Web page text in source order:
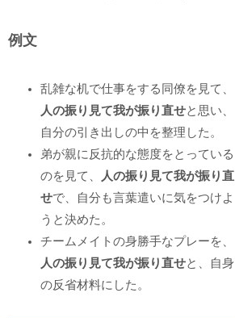
例文
乱雑な机で仕事をする同僚を見て、
人の振り見て我が振り直せと思い、
自分の引き出しの中を整理した。
弟が親に反抗的な態度をとっている
のを見て、
人の振り見て我が振り直
せで、自分も言葉遣いに気をつけよ
うと決めた。
チームメイトの身勝手なプレーを、
人の振り見て我が振り直せと、自身
の反省材料にした。